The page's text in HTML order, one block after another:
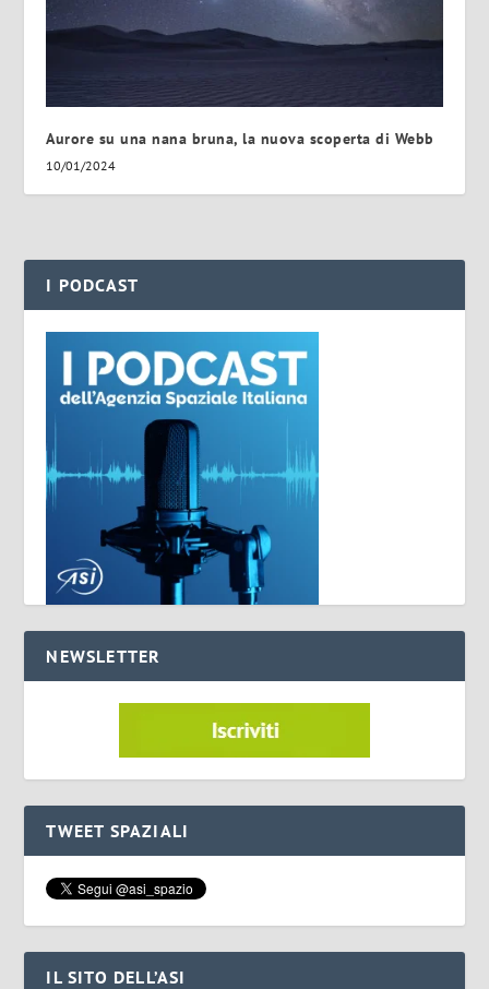
Aurore su una nana bruna, la nuova scoperta di Webb
10/01/2024
I PODCAST
NEWSLETTER
TWEET SPAZIALI
IL SITO DELL’ASI